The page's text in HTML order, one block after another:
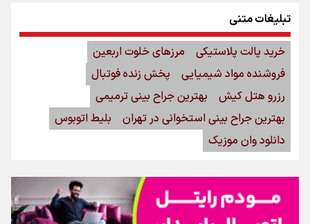
تبلیغات متنی
خرید پالت پلاستیکی
مرزهای خلوت اربعین
فروشنده مواد شیمیایی
پخش زنده فوتبال
رزرو هتل کیش
بهترین جراح بینی ترمیمی
بهترین جراح بینی استخوانی در تهران
بلیط اتوبوس
دانلود وان موزیک